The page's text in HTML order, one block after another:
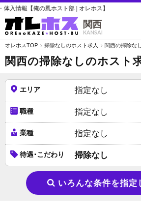
風ホスト部 | オレホス】
関西
KANSAI
オレホスTOP 掃除なしのホスト求人 関西の掃除な
関西の掃除なしのホスト
エリア 指定なし
職種 指定なし
業種 指定なし
待遇･こだわり 掃除なし
いろんな条件を指定